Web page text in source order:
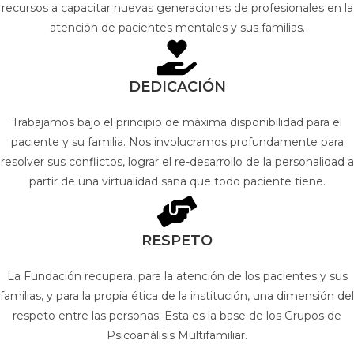
recursos a capacitar nuevas generaciones de profesionales en la
atención de pacientes mentales y sus familias.
DEDICACIÓN
Trabajamos bajo el principio de máxima disponibilidad para el
paciente y su familia. Nos involucramos profundamente para
resolver sus conflictos, lograr el re-desarrollo de la personalidad a
partir de una virtualidad sana que todo paciente tiene.
RESPETO
La Fundación recupera, para la atención de los pacientes y sus
familias, y para la propia ética de la institución, una dimensión del
respeto entre las personas. Esta es la base de los Grupos de
Psicoanálisis Multifamiliar.